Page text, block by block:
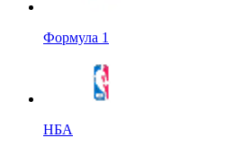
Формула 1
НБА